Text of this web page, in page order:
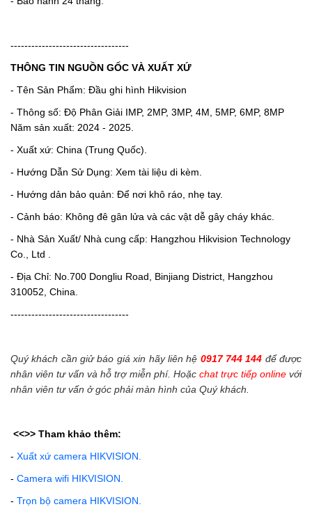
----------------------------------
THÔNG TIN NGUỒN GỐC VÀ XUẤT XỨ
- Tên Sản Phẩm: Đầu ghi hình Hikvision
- Thông số: Độ Phân Giải IMP, 2MP, 3MP, 4M, 5MP, 6MP, 8MP
Năm sản xuất: 2024 - 2025.
- Xuất xứ: China (Trung Quốc).
- Hướng Dẫn Sử Dụng: Xem tài liệu di kèm.
- Hướng dản bảo quản: Để nơi khô ráo, nhẹ tay.
- Cảnh báo: Không đê gân lửa và các vật dễ gây cháy khác.
- Nhà Sản Xuất/ Nhà cung cấp: Hangzhou Hikvision Technology
Co., Ltd .
- Địa Chỉ: No.700 Dongliu Road, Binjiang District, Hangzhou
310052, China.
----------------------------------
Quý khách cần giử báo giá xin hãy liên hệ 0917 744 144 để được
nhân viên tư vấn và hỗ trợ miễn phí. Hoặc chat trực tiếp onlinevới
nhân viên tư vấn ở góc phải màn hình của Quý khách.
<<>> Tham khảo thêm:
- Xuất xứ camera HIKVISION.
- Camera wifi HIKVISION.
- Trọn bộ camera HIKVISION.